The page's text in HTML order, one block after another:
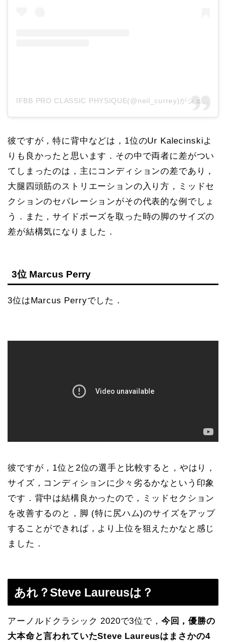
IFBB PRO CLASSIC PHYSIQUE(@neil_currey)がシェアした投稿
彼ですが，特に背中などは，1位のUr Kalecinskiよ
りも良かったと思います．その中で両者に差がつい
てしまったのは，主にコンディションの差であり，
大腿四頭筋のストリエーションの入り方，ミッドセ
クションのセパレーションがその代表的な例でしょ
う．また，サイドポーズを取った時の脚のサイズの
差が結構気になりました．
3位 Marcus Perry
3位はMarcus Perryでした．
彼ですが，1位と2位の選手と比較すると，やはり，
サイズ，コンディションに少々劣るかなという印象
です．背中は結構良かったので，ミッドセクション
を改善するのと，脚 (特に尻ハム)のサイズをアップ
することができれば，より上位を狙えたかなと感じ
ました．
あれ？Steve Laureusは？
アーノルドクラシック 2020で3位で， 今回，優勝の
大本命と言われていたSteve Laureusはまさかの4